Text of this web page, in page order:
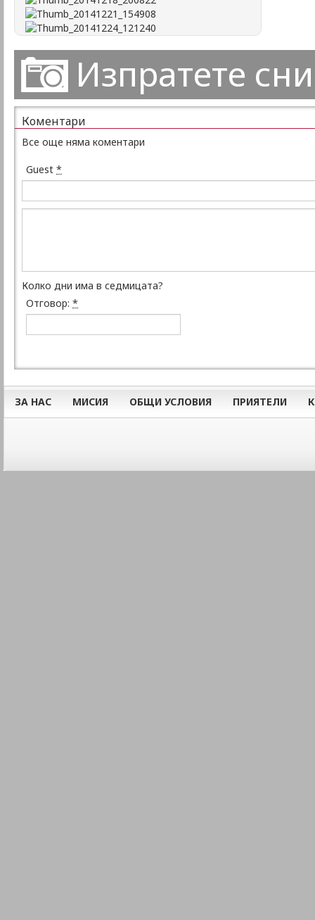
Изпратете
Коментари
Все още няма коментари
Guest *
Колко дни има в седмицата?
Отговор: *
ЗА НАС МИСИЯ ОБЩИ УСЛОВИЯ ПРИЯТЕЛИ